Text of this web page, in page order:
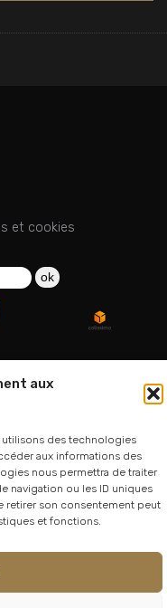
aux
utilisons des technologies
aux informations des
nous permettra de traiter
navigation ou les ID uniques
retirer son consentement peut
et fonctions.
et cookies
ok
01 75 33 00 85